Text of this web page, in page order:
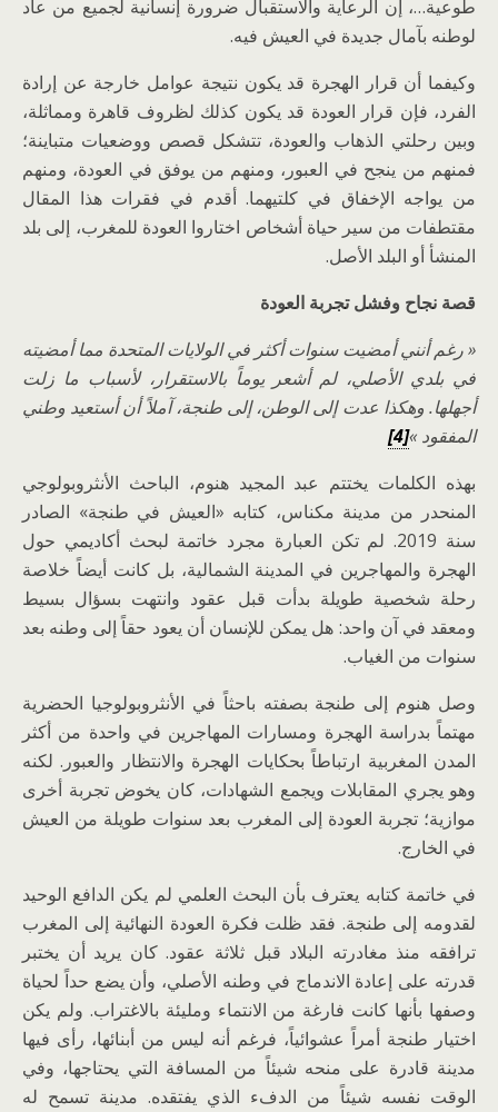
طوعية…، إن الرعاية والاستقبال ضرورة إنسانية لجميع من عاد
لوطنه بآمال جديدة في العيش فيه.
وكيفما أن قرار الهجرة قد يكون نتيجة عوامل خارجة عن إرادة
الفرد، فإن قرار العودة قد يكون كذلك لظروف قاهرة ومماثلة،
وبين رحلتي الذهاب والعودة، تتشكل قصص ووضعيات متباينة؛
فمنهم من ينجح في العبور، ومنهم من يوفق في العودة، ومنهم
من يواجه الإخفاق في كلتيهما. أقدم في فقرات هذا المقال
مقتطفات من سير حياة أشخاص اختاروا العودة للمغرب، إلى بلد
المنشأ أو البلد الأصل.
قصة نجاح وفشل تجربة العودة
«رغم أنني أمضيت سنوات أكثر في الولايات المتحدة مما أمضيته
في بلدي الأصلي، لم أشعر يوماً بالاستقرار، لأسباب ما زلت
أجهلها. وهكذا عدت إلى الوطن، إلى طنجة، آملاً أن أستعيد وطني
المفقود »[4]
بهذه الكلمات يختتم عبد المجيد هنوم، الباحث الأنثروبولوجي
المنحدر من مدينة مكناس، كتابه «العيش في طنجة» الصادر
سنة 2019. لم تكن العبارة مجرد خاتمة لبحث أكاديمي حول
الهجرة والمهاجرين في المدينة الشمالية، بل كانت أيضاً خلاصة
رحلة شخصية طويلة بدأت قبل عقود وانتهت بسؤال بسيط
ومعقد في آن واحد: هل يمكن للإنسان أن يعود حقاً إلى وطنه بعد
سنوات من الغياب.
وصل هنوم إلى طنجة بصفته باحثاً في الأنثروبولوجيا الحضرية
مهتماً بدراسة الهجرة ومسارات المهاجرين في واحدة من أكثر
المدن المغربية ارتباطاً بحكايات الهجرة والانتظار والعبور. لكنه
وهو يجري المقابلات ويجمع الشهادات، كان يخوض تجربة أخرى
موازية؛ تجربة العودة إلى المغرب بعد سنوات طويلة من العيش
في الخارج.
في خاتمة كتابه يعترف بأن البحث العلمي لم يكن الدافع الوحيد
لقدومه إلى طنجة. فقد ظلت فكرة العودة النهائية إلى المغرب
ترافقه منذ مغادرته البلاد قبل ثلاثة عقود. كان يريد أن يختبر
قدرته على إعادة الاندماج في وطنه الأصلي، وأن يضع حداً لحياة
وصفها بأنها كانت فارغة من الانتماء ومليئة بالاغتراب. ولم يكن
اختيار طنجة أمراً عشوائياً، فرغم أنه ليس من أبنائها، رأى فيها
مدينة قادرة على منحه شيئاً من المسافة التي يحتاجها، وفي
الوقت نفسه شيئاً من الدفء الذي يفتقده. مدينة تسمح له